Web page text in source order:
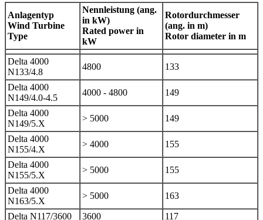
Anlagentyp
Wind Turbine
Type
Nennleistung (ang.
in kW)
Rated power in
kW
Rotordurchmesser
(ang. in m)
Rotor diameter in m
Delta 4000
N133/4.8
4800 133
Delta 4000
N149/4.0-4.5
4000 - 4800 149
Delta 4000
N149/5.X
> 5000 149
Delta 4000
N155/4.X
> 4000 155
Delta 4000
N155/5.X
> 5000 155
Delta 4000
N163/5.X
> 5000 163
Delta N117/3600 3600 117